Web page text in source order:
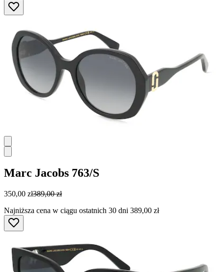
Marc Jacobs 763/S
350,00 zł389,00 zł
Najniższa cena w ciągu ostatnich 30 dni 389,00 zł